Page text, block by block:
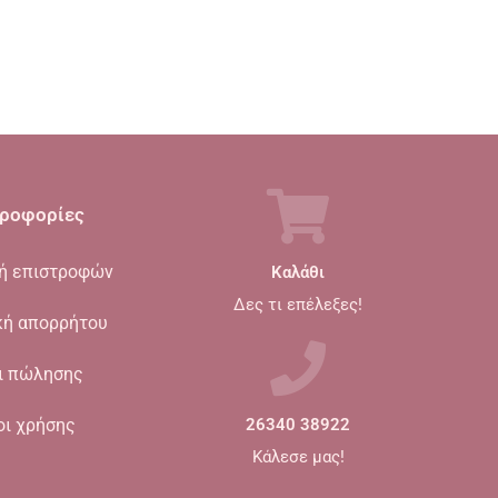
επιστροφών
απορρήτου
πώλησης
χρήσης
Καλάθι
Δες τι επέλεξες!
26340 38922
Κάλεσε μας!